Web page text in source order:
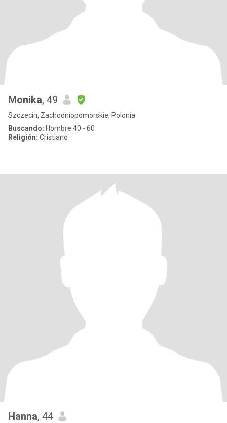
Monika, 49
Szczecin, Zachodniopomorskie, Polonia
Buscando: Hombre 40 - 60
Religión: Cristiano
Hanna, 44